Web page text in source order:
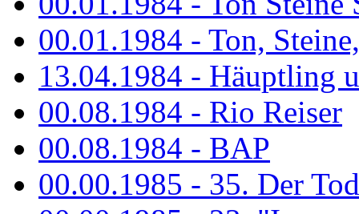
00.01.1984 - Ton,
13.04.1984 - Häuptling
00.08.1984 - Rio Reiser
00.08.1984 - BAP
00.00.1985 - 35. Der